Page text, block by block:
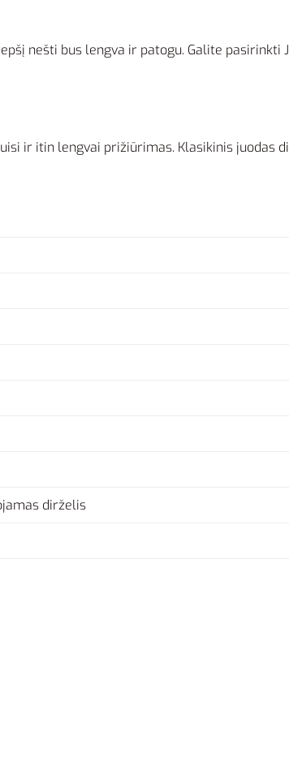
nešti bus lengva ir patogu. Galite pasirinkti
ir itin lengvai prižiūrimas. Klasikinis juodas
dirželis